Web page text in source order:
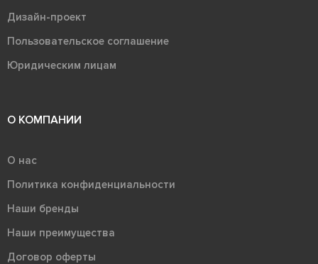
Дизайн-проект
Пользовательское соглашение
Юридическим лицам
О КОМПАНИИ
О нас
Политика конфиденциальности
Наши бренды
Наши преимущества
Договор оферты